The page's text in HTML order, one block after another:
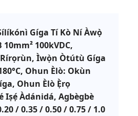
Gíga Tí Kò Ní Àwọ̀
10mm² 100kVDC,
Ìwọ̀n Òtútù Gíga
Ohun Èlò: Okùn
Ohun Èlò Ẹ̀rọ
Iṣẹ́ Àdánidá, Agbègbè
/ 0.35 / 0.50 / 0.75 / 1.0